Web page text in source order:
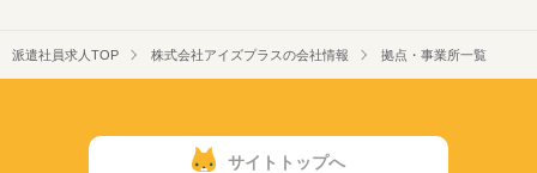
派遣社員求人TOP 株式会社アイズプラスの会社情報 拠点・事業所一覧
サイトトップへ